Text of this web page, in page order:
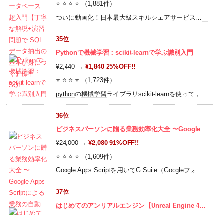
⭐ ⭐ ⭐ ⭐ （1,881件）
ついに動画化！日本最大級スキルシェアサービス「
35位
Pythonで機械学習：scikit-learnで学ぶ識別入門
¥2,440→ ¥1,840 25%OFF!!
⭐ ⭐ ⭐ ⭐ （1,723件）
pythonの機械学習ライブラリscikit-learnを使って，識別の基本を徹底的にマスターしよう！
36位
ビジネスパーソンに贈る業務効率化大全 〜Google Apps Scriptによる業務の自動化〜
¥24,000→ ¥2,080 91%OFF!!
⭐ ⭐ ⭐ ⭐ （1,609件）
Google Apps Scriptを用いてG Suite（Googleフォーム、
37位
はじめてのアンリアルエンジン【Unreal Engine 4】入門チュートリアル講座